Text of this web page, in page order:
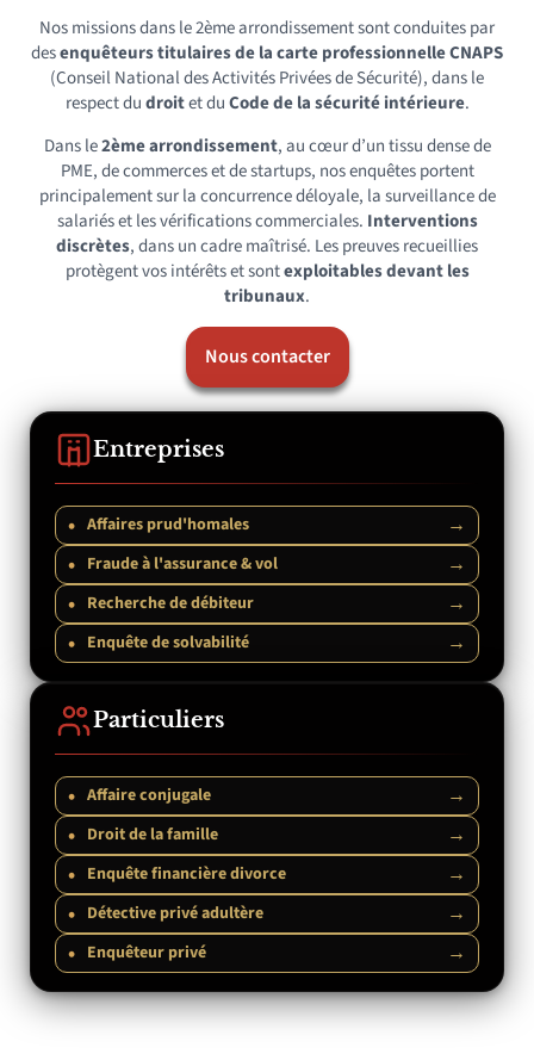
Nos missions dans le 2ème arrondissement sont conduites par
desenquêteurs titulaires de la carte professionnelle CNAPS
(Conseil National des Activités Privées de Sécurité), dans le
respect dudroitet duCode de la sécurité intérieure.
Dans le2ème arrondissement, au cœur d’un tissu dense de
PME, de commerces et de startups, nos enquêtes portent
principalement sur la concurrence déloyale, la surveillance de
salariés et les vérifications commerciales. Interventions
discrètes, dans un cadre maîtrisé. Les preuves recueillies
protègent vos intérêts et sontexploitables devant les
tribunaux.
Nous contacter
Entreprises
• Affaires prud'homales →
• Fraude à l'assurance & vol →
• Recherche de débiteur →
• Enquête de solvabilité →
Particuliers
• Affaire conjugale →
• Droit de la famille →
• Enquête financière divorce →
• Détective privé adultère →
• Enquêteur privé →